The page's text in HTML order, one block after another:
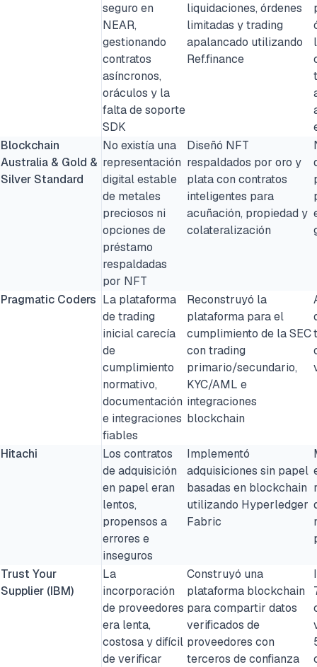
seguro en
NEAR,
gestionando
contratos
asíncronos,
oráculos y la
falta de soporte
SDK
liquidaciones, órdenes
limitadas y trading
apalancado utilizando
Ref.finance
Blockchain
Australia & Gold &
Silver Standard
No existía una
representación
digital estable
de metales
preciosos ni
opciones de
préstamo
respaldadas
por NFT
Diseñó NFT
respaldados por oro y
plata con contratos
inteligentes para
acuñación, propiedad y
colateralización
Pragmatic Coders La plataforma
de trading
inicial carecía
de
cumplimiento
normativo,
documentación
e integraciones
fiables
Reconstruyó la
plataforma para el
cumplimiento de la SEC
con trading
primario/secundario,
KYC/AML e
integraciones
blockchain
Hitachi
Los contratos
de adquisición
en papel eran
lentos,
propensos a
errores e
inseguros
Implementó
adquisiciones sin papel
basadas en blockchain
utilizando Hyperledger
Fabric
Trust Your
Supplier (IBM)
La
incorporación
de proveedores
era lenta,
costosa y difícil
de verificar
Construyó una
plataforma blockchain
para compartir datos
verificados de
proveedores con
terceros de confianza